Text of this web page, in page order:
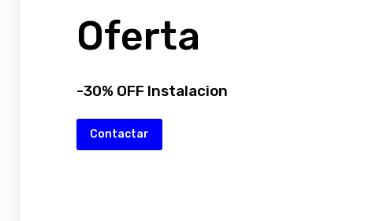
Oferta
-30% OFF Instalacion
Contactar